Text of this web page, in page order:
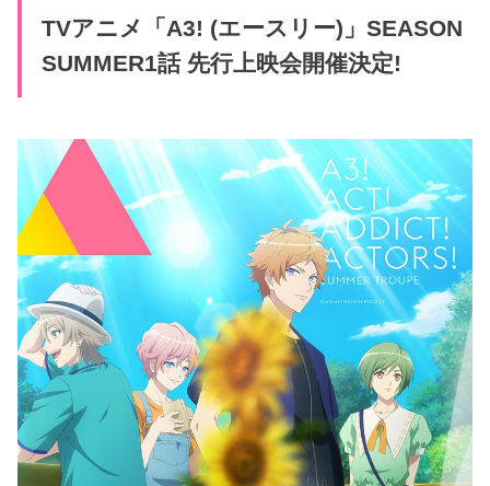
TVアニメ「A3! (エースリー)」SEASON
SUMMER1話 先行上映会開催決定!